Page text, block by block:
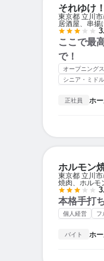
それゆけ
東京都 立川市
居酒屋、串揚
ここで最
で！
オープニング
シニア・ミド
正社員 ホ
ホルモン
東京都 立川市
焼肉、ホルモ
本格手打
個人経営 フ
バイト ホ